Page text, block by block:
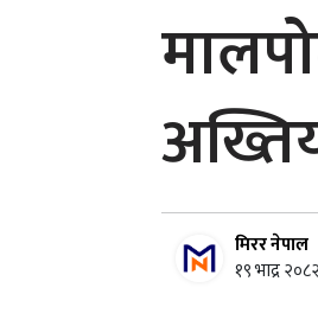
मिरर नेपाल
१९ भाद्र